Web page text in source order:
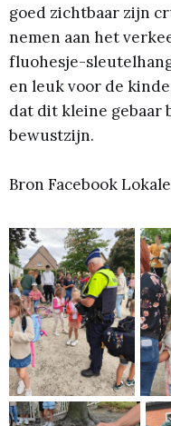
goed zichtbaar zijn
nemen aan het
fluohesje-
en leuk voor de
dat dit kleine gebaar
bewustzijn.
Bron Facebook